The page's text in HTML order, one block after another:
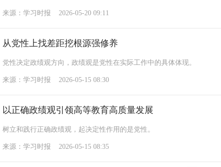
来源：学习时报 2026-05-20 09:11
从党性上找差距挖根源强修养
党性决定政绩观方向，政绩观是党性在实际工作中的具体体现。
来源：学习时报 2026-05-15 08:30
以正确政绩观引领高等教育高质量发展
树立和践行正确政绩观，起决定性作用的是党性。
来源：学习时报 2026-05-15 08:35